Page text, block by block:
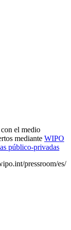
el medio
mediante WIPO
público-privadas
pressroom/es/